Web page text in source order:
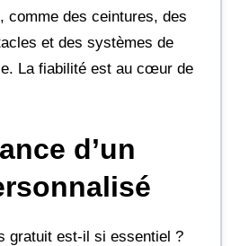
comme des ceintures, des
et des systèmes de
La fiabilité est au cœur de
d’un
gratuit est-il si essentiel ?